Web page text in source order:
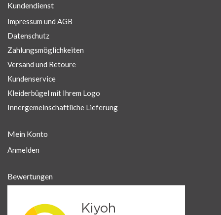
Kundendienst
Impressum und AGB
Datenschutz
Zahlungsmöglichkeiten
Versand und Retoure
Kundenservice
Kleiderbügel mit Ihrem Logo
Innergemeinschaftliche Lieferung
Mein Konto
Anmelden
Bewertungen